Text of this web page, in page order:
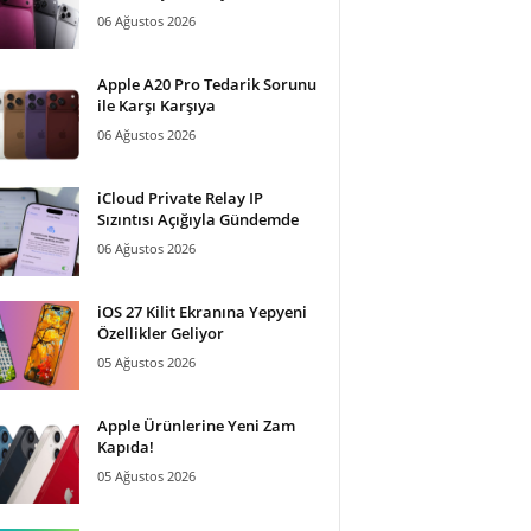
06 Ağustos 2026
Apple A20 Pro Tedarik Sorunu
ile Karşı Karşıya
06 Ağustos 2026
iCloud Private Relay IP
Sızıntısı Açığıyla Gündemde
06 Ağustos 2026
iOS 27 Kilit Ekranına Yepyeni
Özellikler Geliyor
05 Ağustos 2026
Apple Ürünlerine Yeni Zam
Kapıda!
05 Ağustos 2026